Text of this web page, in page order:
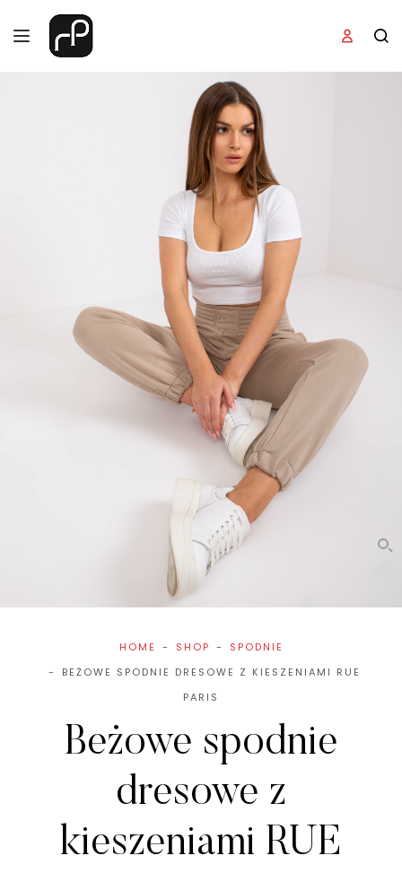
HOME SHOP
SPODNIE
BEŻOWE SPODNIE DRESOWE Z KIESZENIAMI RUE
PARIS
Beżowe spodnie
dresowe z
kieszeniami RUE